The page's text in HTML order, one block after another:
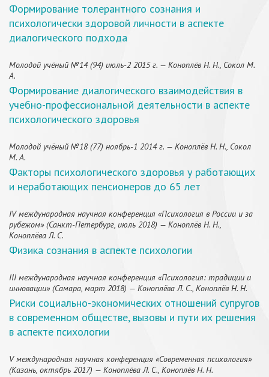
Формирование толерантного сознания и
психологически здоровой личности в аспекте
диалогического подхода
Молодой учёный №14 (94) июль-2 2015 г. — Коноплёв Н. Н., Сокол М.
А.
Формирование диалогического взаимодействия в
учебно-профессиональной деятельности в аспекте
психологического здоровья
Молодой учёный №18 (77) ноябрь-1 2014 г. — Коноплёв Н. Н., Сокол
М. А.
Факторы психологического здоровья у работающих
и неработающих пенсионеров до 65 лет
IV международная научная конференция «Психология в России и за
рубежом» (Санкт-Петербург, июль 2018) — Коноплёв Н. Н.,
Коноплёва Л. С.
Физика сознания в аспекте психологии
III международная научная конференция «Психология: традиции и
инновации» (Самара, март 2018) — Коноплёва Л. С., Коноплёв Н. Н.
Риски социально-экономических отношений супругов
в современном обществе, вызовы и пути их решения
в аспекте психологии
V международная научная конференция «Современная психология»
(Казань, октябрь 2017) — Коноплёва Л. С., Коноплёв Н. Н.